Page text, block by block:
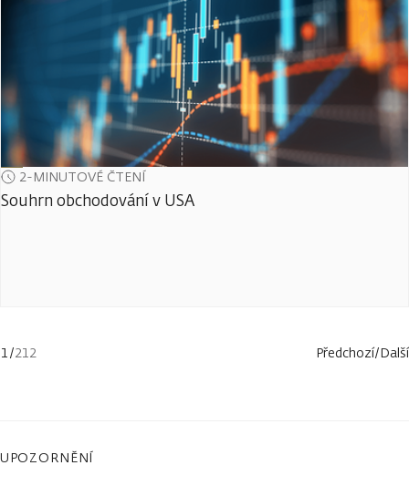
2-MINUTOVÉ ČTENÍ
Souhrn obchodování v USA
1/212 Předchozí/Další
UPOZORNĚNÍ